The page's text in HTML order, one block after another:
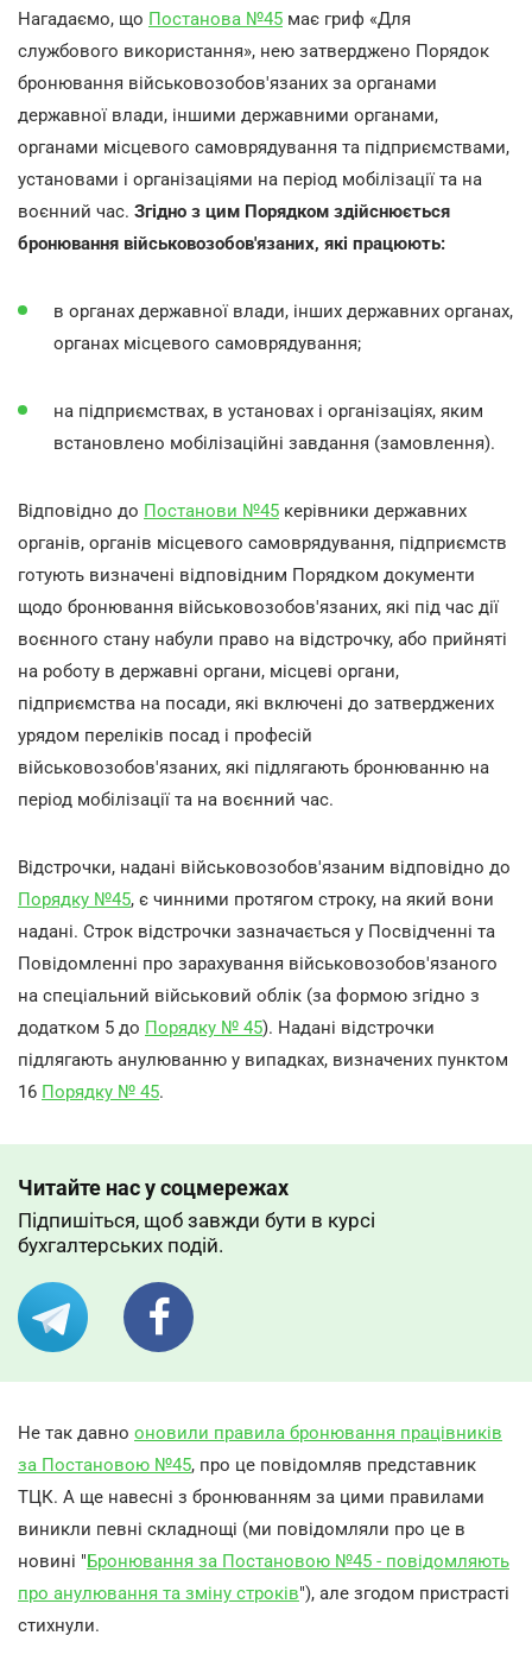
Нагадаємо, що Постанова №45 має гриф «Для
службового використання», нею затверджено Порядок
бронювання військовозобов'язаних за органами
державної влади, іншими державними органами,
органами місцевого самоврядування та підприємствами,
установами і організаціями на період мобілізації та на
воєнний час. Згідно з цим Порядком здійснюється
бронювання військовозобов'язаних, які працюють:
в органах державної влади, інших державних органах,
органах місцевого самоврядування;
на підприємствах, в установах і організаціях, яким
встановлено мобілізаційні завдання (замовлення).
Відповідно до Постанови №45 керівники державних
органів, органів місцевого самоврядування, підприємств
готують визначені відповідним Порядком документи
щодо бронювання військовозобов'язаних, які під час дії
воєнного стану набули право на відстрочку, або прийняті
на роботу в державні органи, місцеві органи,
підприємства на посади, які включені до затверджених
урядом переліків посад і професій
військовозобов'язаних, які підлягають бронюванню на
період мобілізації та на воєнний час.
Відстрочки, надані військовозобов'язаним відповідно до
Порядку №45, є чинними протягом строку, на який вони
надані. Строк відстрочки зазначається у Посвідченні та
Повідомленні про зарахування військовозобов'язаного
на спеціальний військовий облік (за формою згідно з
додатком 5 до Порядку № 45). Надані відстрочки
підлягають анулюванню у випадках, визначених пунктом
16 Порядку № 45.
Читайте нас у соцмережах
Підпишіться, щоб завжди бути в курсі
бухгалтерських подій.
Не так давно оновили правила бронювання працівників
за Постановою №45, про це повідомляв представник
ТЦК. А ще навесні з бронюванням за цими правилами
виникли певні складнощі (ми повідомляли про це в
новині "Бронювання за Постановою №45 - повідомляють
про анулювання та зміну строків"), але згодом пристрасті
стихнули.